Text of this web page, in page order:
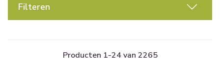
Filteren
Producten 1-24van 2265